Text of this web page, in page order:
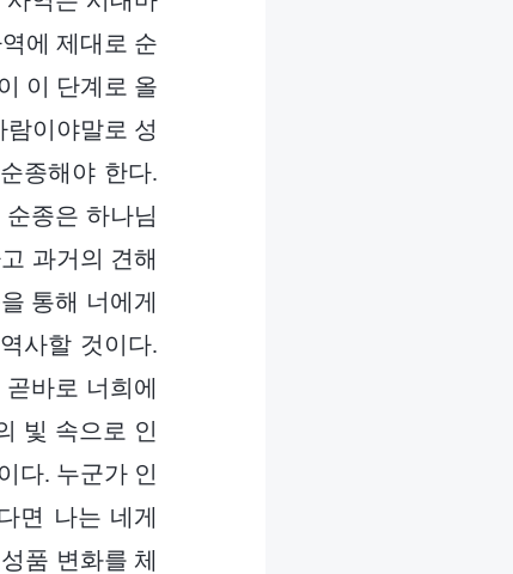
에 제대로 순
이 단계로 올
이야말로 성
종해야 한다.
종은 하나님
과거의 견해
통해 너에게
사할 것이다.
바로 너희에
빛 속으로 인
다. 누군가 인
면 나는 네게
품 변화를 체